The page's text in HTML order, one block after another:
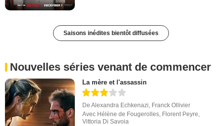
Saisons inédites bientôt diffusées
Nouvelles séries venant de commencer
La mère et l'assassin
DeAlexandra Echkenazi, Franck Ollivier
Avec Hélène de Fougerolles, Florent Peyre,
Vittoria Di Savoia